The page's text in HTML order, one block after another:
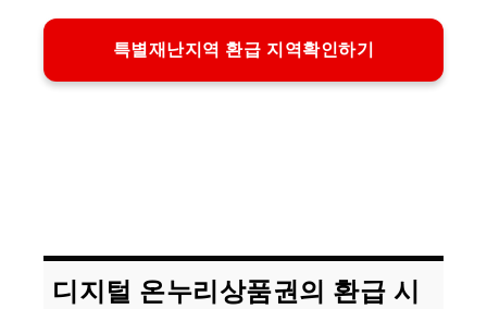
특별재난지역 환급 지역확인하기
디지털 온누리상품권의 환급 시